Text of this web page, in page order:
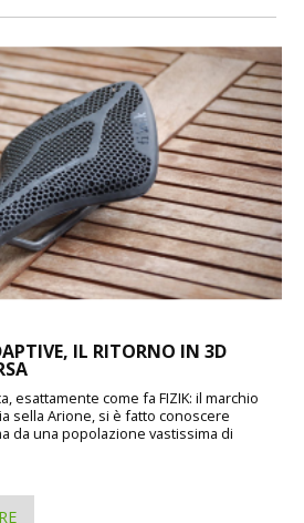
IL RITORNO IN 3D
esattamente come fa FIZIK: il marchio
sella Arione, si è fatto conoscere
da una popolazione vastissima di